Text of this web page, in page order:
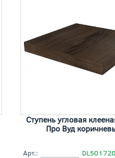
Ступень угловая
Про Вуд
Арт.: